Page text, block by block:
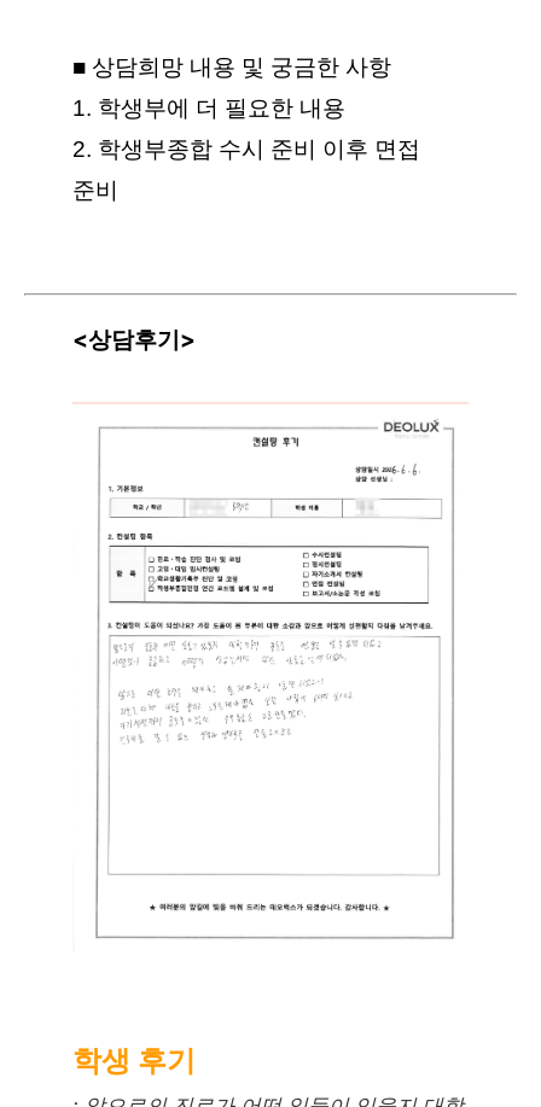
■ 상담희망 내용 및 궁금한 사항
1. 학생부에 더 필요한 내용
2. 학생부종합 수시 준비 이후 면접
준비
<상담후기>
학생 후기